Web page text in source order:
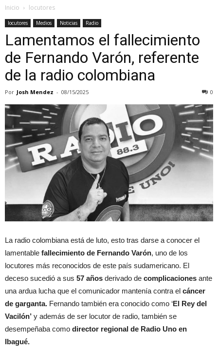
Inicio locutores
locutores Medios Noticias Radio
Lamentamos el fallecimiento
de Fernando Varón, referente
de la radio colombiana
Por Josh Mendez - 08/15/2025 0
La radio colombiana está de luto, esto tras darse a conocer el
lamentable fallecimiento de Fernando Varón, uno de los
locutores más reconocidos de este país sudamericano. El
deceso sucedió a sus 57 años derivado de complicaciones ante
una ardua lucha que el comunicador mantenía contra el cáncer
de garganta. Fernando también era conocido como ‘El Rey del
Vacilón’ y además de ser locutor de radio, también se
desempeñaba como director regional de Radio Uno en
Ibagué.